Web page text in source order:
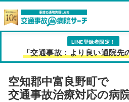
LINE登録者限定！
「交通事故：より良い通院先
空知郡中富良野町で
交通事故治療対応の病